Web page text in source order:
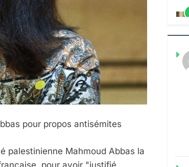
pour propos antisémites
palestinienne Mahmoud Abbas la
pour avoir "justifié